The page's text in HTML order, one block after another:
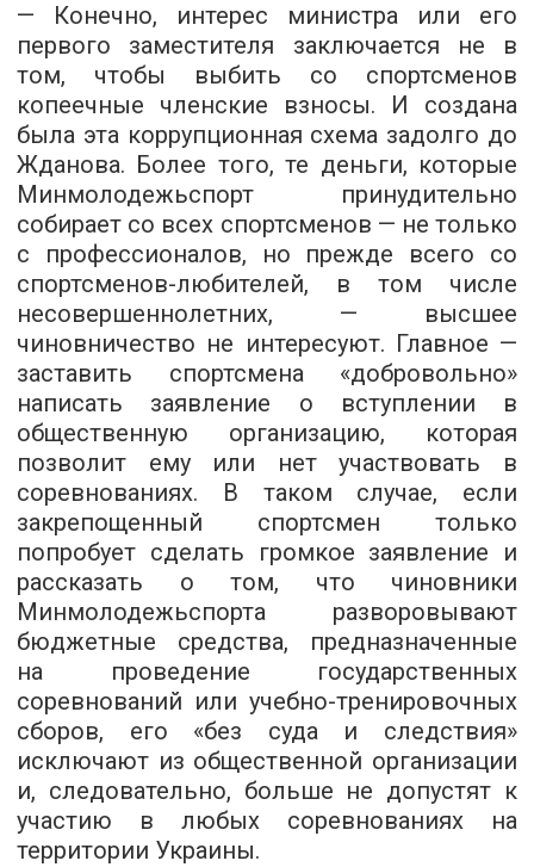
— Конечно, интерес министра или его
первого заместителя заключается не в
том, чтобы выбить со спортсменов
копеечные членские взносы. И создана
была эта коррупционная схема задолго до
Жданова. Более того, те деньги, которые
Минмолодежьспорт принудительно
собирает со всех спортсменов — не только
с профессионалов, но прежде всего со
спортсменов-любителей, в том числе
несовершеннолетних, — высшее
чиновничество не интересуют. Главное —
заставить спортсмена «добровольно»
написать заявление о вступлении в
общественную организацию, которая
позволит ему или нет участвовать в
соревнованиях. В таком случае, если
закрепощенный спортсмен только
попробует сделать громкое заявление и
рассказать о том, что чиновники
Минмолодежьспорта разворовывают
бюджетные средства, предназначенные
на проведение государственных
соревнований или учебно-тренировочных
сборов, его «без суда и следствия»
исключают из общественной организации
и, следовательно, больше не допустят к
участию в любых соревнованиях на
территории Украины.